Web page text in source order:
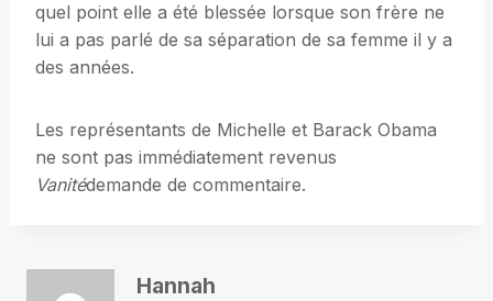
quel point elle a été blessée lorsque son frère ne
lui a pas parlé de sa séparation de sa femme il y a
des années.
Les représentants de Michelle et Barack Obama
ne sont pas immédiatement revenus
Vanitédemande de commentaire.
Hannah